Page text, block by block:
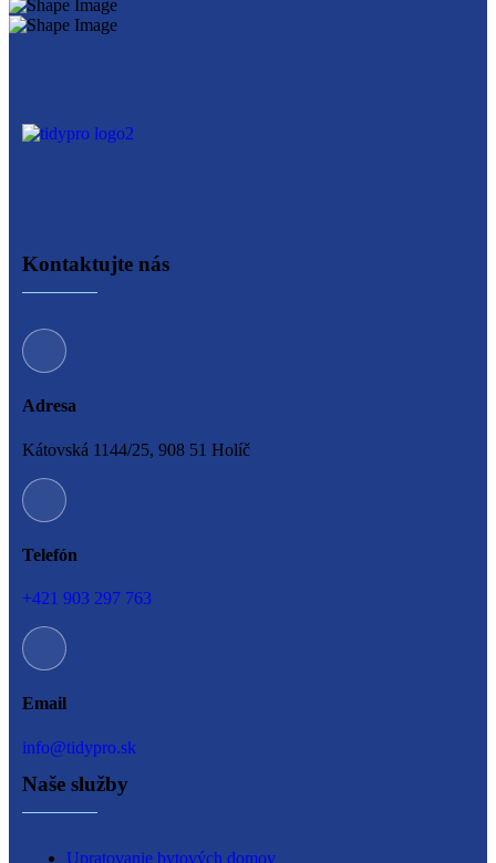
Kontaktujte nás
Adresa
Kátovská 1144/25, 908 51 Holíč
Telefón
+421 903 297 763
Email
info@tidypro.sk
Naše služby
Upratovanie bytových domov